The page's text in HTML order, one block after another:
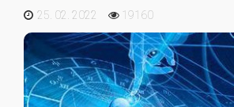
25. 02. 2022
19160